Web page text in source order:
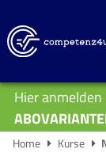
Hier
Home Kurse